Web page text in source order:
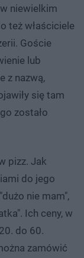
niewielkim
też właściciele
Goście
lub
z nazwą,
się tam
zostało
pizz. Jak
do jego
nie mam",
Ich ceny, w
do 60.
zamówić